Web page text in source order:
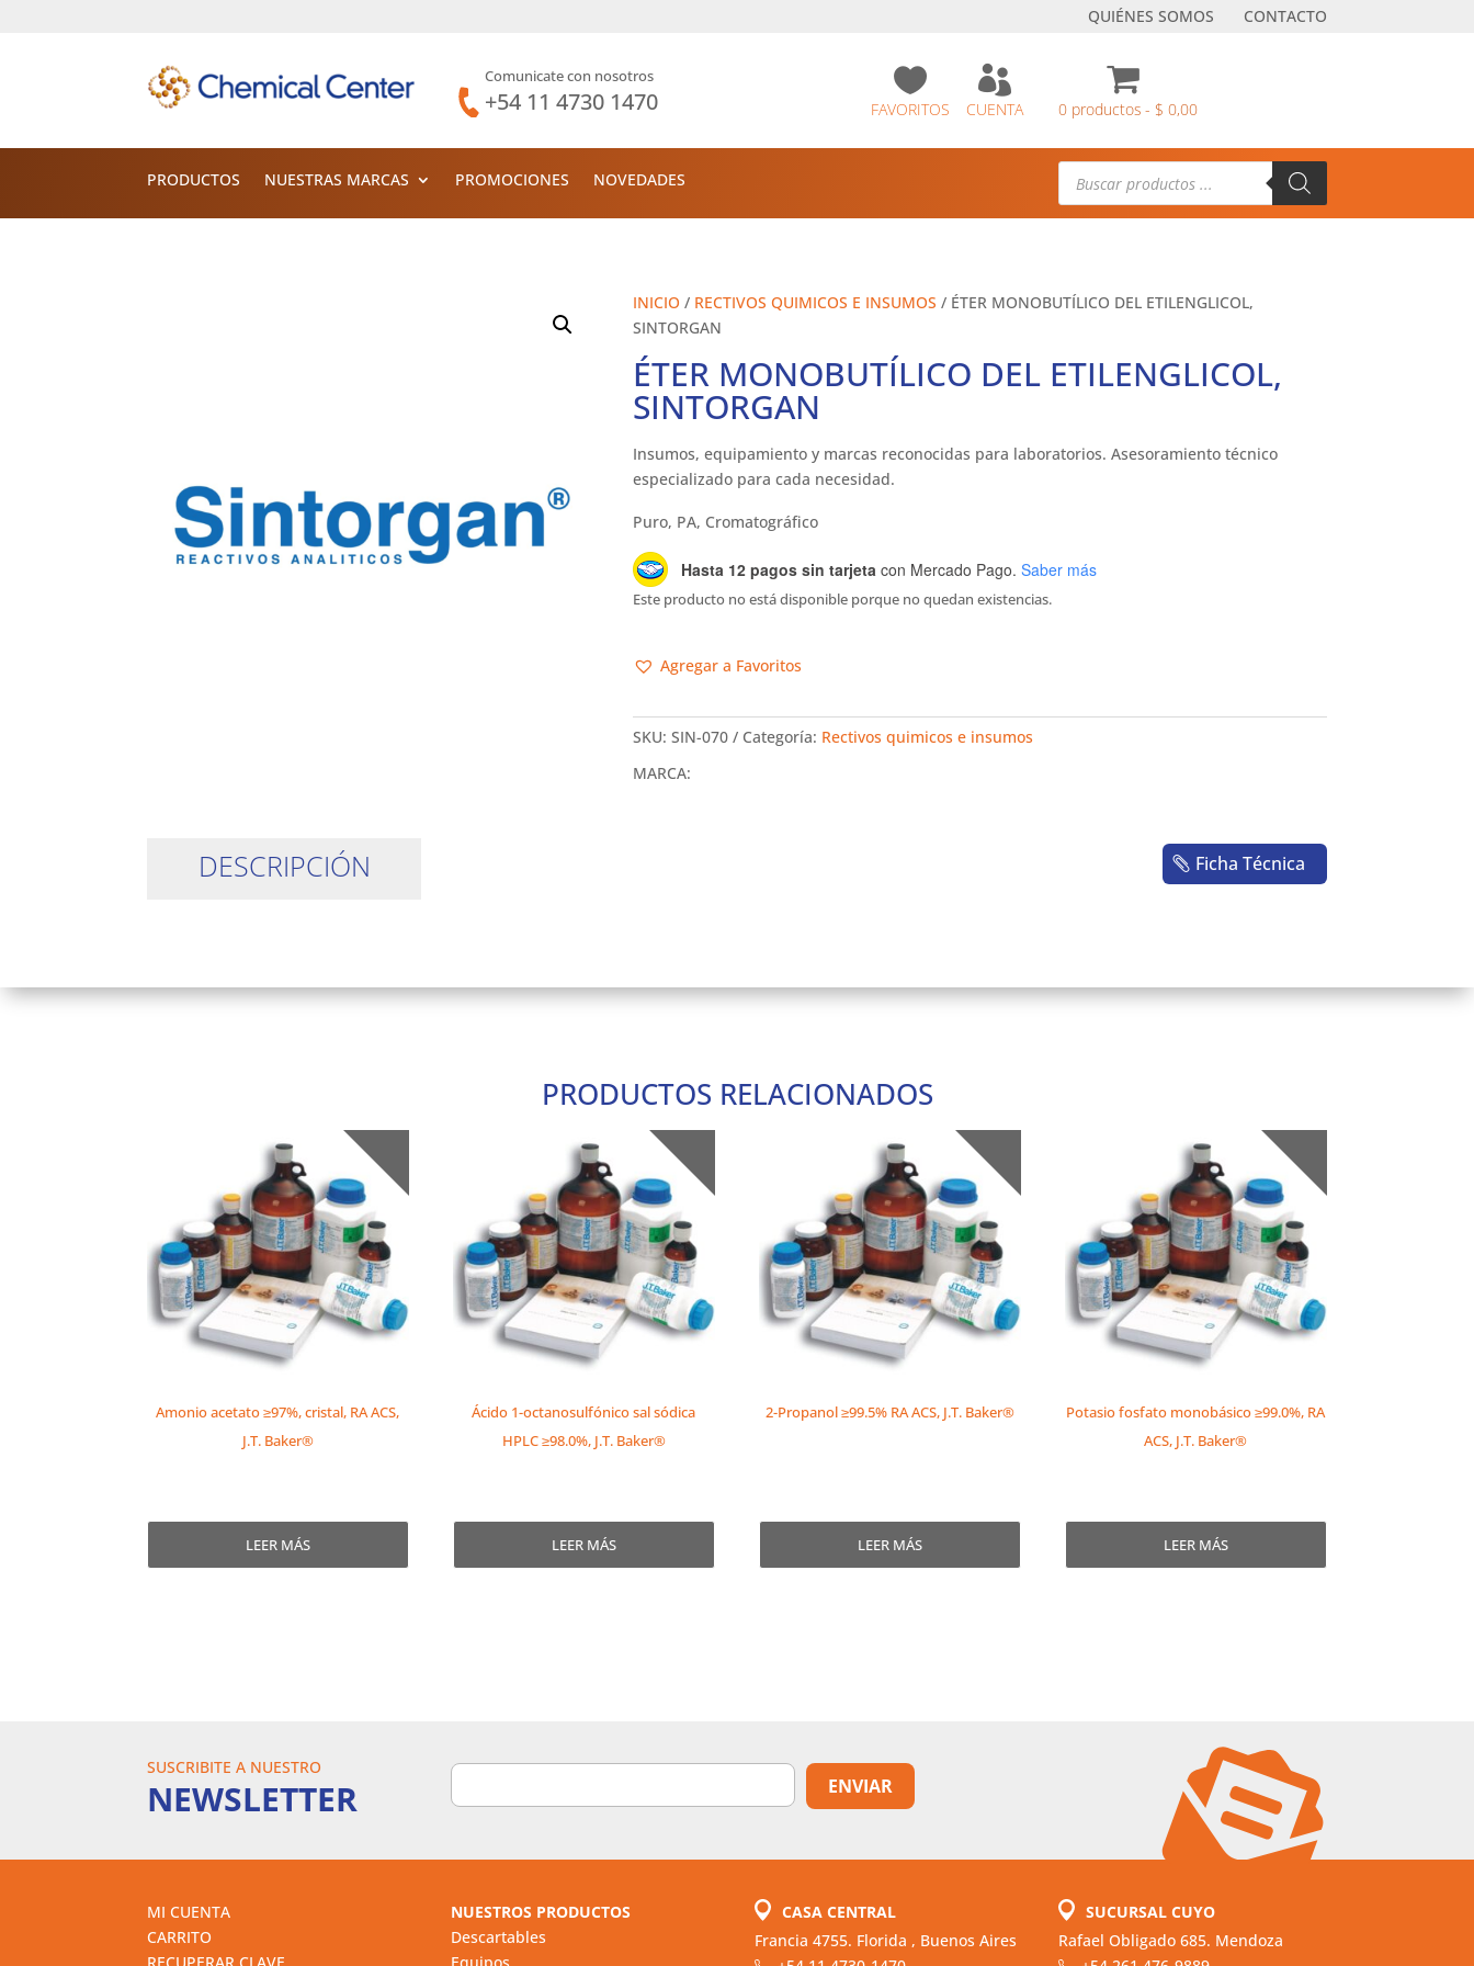
QUIÉNES SOMOS CONTACTO
Comunicate con nosotros
+54 11 4730 1470

CUENTA

FAVORITOS 0 productos $ 0,00
PRODUCTOS NUESTRAS MARCAS PROMOCIONES NOVEDADES
Búsqueda
productos
INICIO / RECTIVOS QUIMICOS E INSUMOS / ÉTER MONOBUTÍLICO DEL ETILENGLICOL,
SINTORGAN
ÉTER MONOBUTÍLICO DEL ETILENGLICOL,
SINTORGAN
Insumos, equipamiento y marcas reconocidas para laboratorios. Asesoramiento técnico
especializado para cada necesidad.
Puro, PA, Cromatográfico
Hasta 12 pagos sin tarjeta con Mercado Pago. Saber más
Este producto no está disponible porque no quedan existencias.
Agregar a Favoritos
SKU:SIN-070 Categoría: Rectivos quimicos e insumos
MARCA:
Ficha Técnica
DESCRIPCIÓN
PRODUCTOS RELACIONADOS
Amonio acetato ≥97%, cristal, RA ACS,
J.T. Baker®
LEER MÁS
Ácido 1-octanosulfónico sal sódica
HPLC ≥98.0%, J.T. Baker®
LEER MÁS
2-Propanol ≥99.5% RA ACS, J.T. Baker®
LEER MÁS
Potasio fosfato monobásico ≥99.0%, RA
ACS, J.T. Baker®
LEER MÁS
SUSCRIBITE A NUESTRO
NEWSLETTER
MI CUENTA
CARRITO
RECUPERAR CLAVE
NUESTROS PRODUCTOS
Descartables
Equipos
CASA CENTRAL
Francia 4755. Florida , Buenos Aires
SUCURSAL CUYO
Rafael Obligado 685. Mendoza